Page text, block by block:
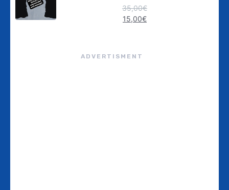
35,00€
15,00€
ADVERTISMENT